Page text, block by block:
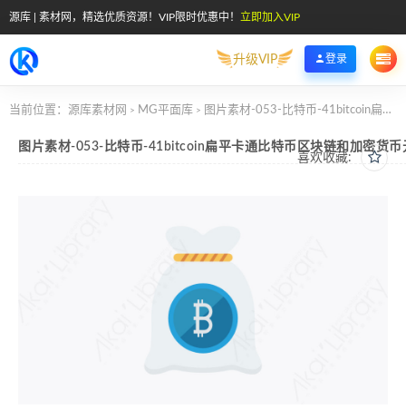
源库 | 素材网，精选优质资源！VIP限时优惠中！ 立即加入VIP
升级VIP 登录
当前位置： 源库素材网 > MG平面库 > 图片素材-053-比特币-41bitcoin扁平卡通比特币区块链和加密货币元素图标
喜欢收藏:
图片素材-053-比特币-41bitcoin扁平卡通比特币区块链和加密货币